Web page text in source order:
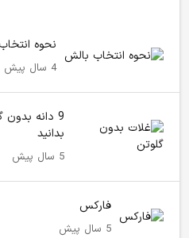
نحوه
4 سال پیش
9 دانه بدون
بدانید
5 سال پیش
فارکس
5 سال پیش